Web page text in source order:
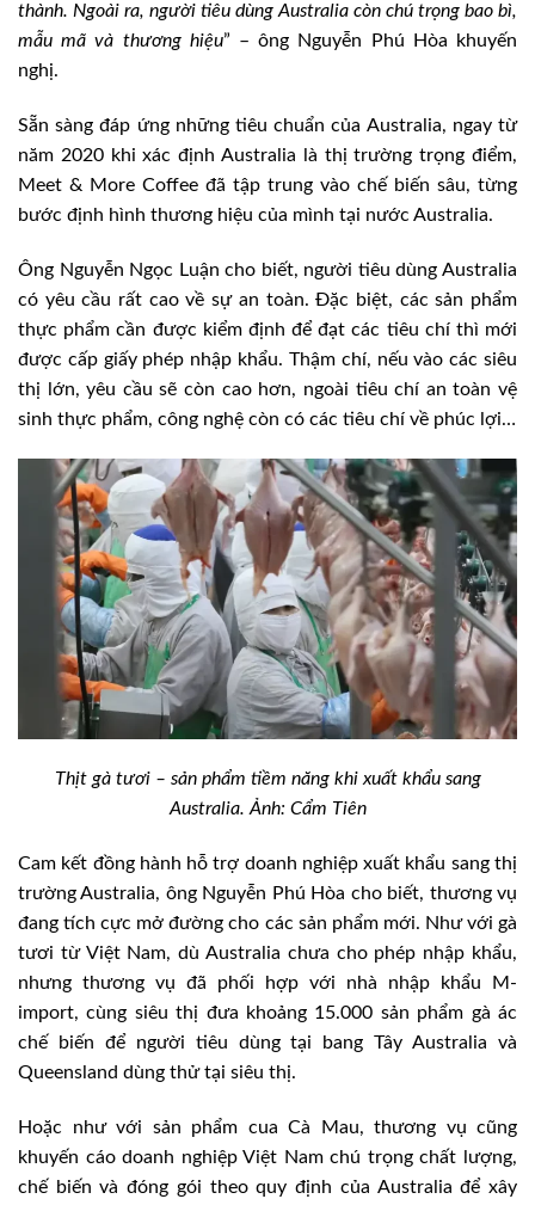
thành. Ngoài ra, người tiêu dùng Australia còn chú trọng bao bì,
mẫu mã và thương hiệu” – ông Nguyễn Phú Hòa khuyến
nghị.
Sẵn sàng đáp ứng những tiêu chuẩn của Australia, ngay từ
năm 2020 khi xác định Australia là thị trường trọng điểm,
Meet & More Coffee đã tập trung vào chế biến sâu, từng
bước định hình thương hiệu của mình tại nước Australia.
Ông Nguyễn Ngọc Luận cho biết, người tiêu dùng Australia
có yêu cầu rất cao về sự an toàn. Đặc biệt, các sản phẩm
thực phẩm cần được kiểm định để đạt các tiêu chí thì mới
được cấp giấy phép nhập khẩu. Thậm chí, nếu vào các siêu
thị lớn, yêu cầu sẽ còn cao hơn, ngoài tiêu chí an toàn vệ
sinh thực phẩm, công nghệ còn có các tiêu chí về phúc lợi…
Thịt gà tươi – sản phẩm tiềm năng khi xuất khẩu sang
Australia. Ảnh: Cẩm Tiên
Cam kết đồng hành hỗ trợ doanh nghiệp xuất khẩu sang thị
trường Australia, ông Nguyễn Phú Hòa cho biết, thương vụ
đang tích cực mở đường cho các sản phẩm mới. Như với gà
tươi từ Việt Nam, dù Australia chưa cho phép nhập khẩu,
nhưng thương vụ đã phối hợp với nhà nhập khẩu M-
import, cùng siêu thị đưa khoảng 15.000 sản phẩm gà ác
chế biến để người tiêu dùng tại bang Tây Australia và
Queensland dùng thử tại siêu thị.
Hoặc như với sản phẩm cua Cà Mau, thương vụ cũng
khuyến cáo doanh nghiệp Việt Nam chú trọng chất lượng,
chế biến và đóng gói theo quy định của Australia để xây